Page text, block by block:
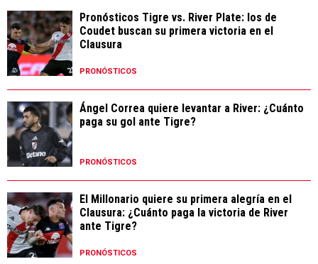
Pronósticos Tigre vs. River Plate: los de
Coudet buscan su primera victoria en el
Clausura
PRONÓSTICOS
Ángel Correa quiere levantar a River: ¿Cuánto
paga su gol ante Tigre?
PRONÓSTICOS
El Millonario quiere su primera alegría en el
Clausura: ¿Cuánto paga la victoria de River
ante Tigre?
PRONÓSTICOS